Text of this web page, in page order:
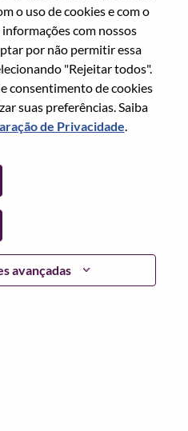
o uso de cookies e com o
com nossos
por não permitir essa
"Rejeitar todos".
consentimento de cookies
suas preferências. Saiba
de Privacidade.
avançadas
um link para você